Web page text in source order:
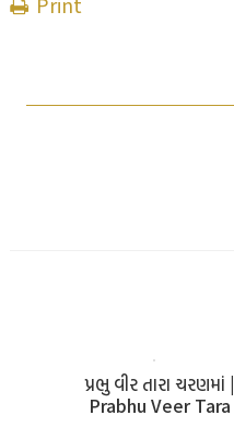
પ્રભુ વીર તારા ચરણમાં |
Prabhu Veer Tara